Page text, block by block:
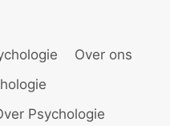
Over ons
Psychologie